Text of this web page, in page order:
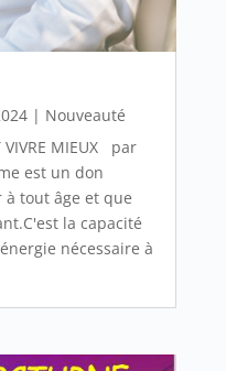
| Nouveauté
VIVRE MIEUX par
est un don
tout âge et que
la capacité
nécessaire à